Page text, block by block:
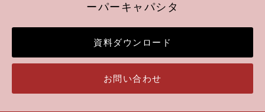
ーパーキャパシタ
資料ダウンロード
お問い合わせ